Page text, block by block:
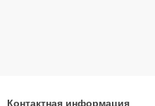
Контактная информация